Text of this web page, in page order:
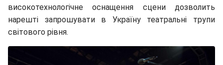
високотехнологічне оснащення сцени дозволить
нарешті запрошувати в Україну театральні трупи
світового рівня.